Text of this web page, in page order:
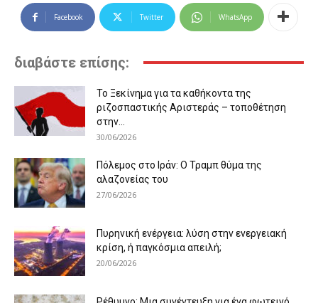
Facebook Twitter WhatsApp
διαβάστε επίσης:
Το Ξεκίνημα για τα καθήκοντα της
ριζοσπαστικής Αριστεράς – τοποθέτηση
στην...
30/06/2026
Πόλεμος στο Ιράν: Ο Τραμπ θύμα της
αλαζονείας του
27/06/2026
Πυρηνική ενέργεια: λύση στην ενεργειακή
κρίση, ή παγκόσμια απειλή;
20/06/2026